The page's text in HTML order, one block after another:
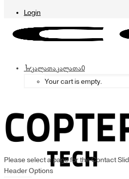
Login
კალათაკალათა0
Your cart is empty.
Please select a page for the Contact
Header Options